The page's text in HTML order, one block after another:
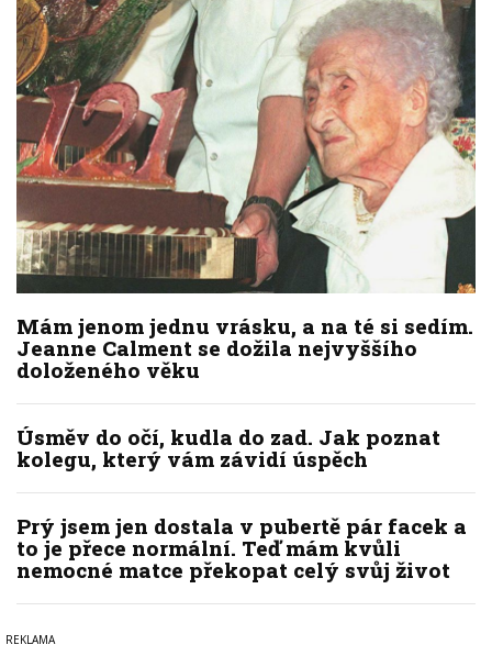
Mám jenom jednu vrásku, a na té si sedím.
Jeanne Calment se dožila nejvyššího
doloženého věku
Úsměv do očí, kudla do zad. Jak poznat
kolegu, který vám závidí úspěch
Prý jsem jen dostala v pubertě pár facek a
to je přece normální. Teď mám kvůli
nemocné matce překopat celý svůj život